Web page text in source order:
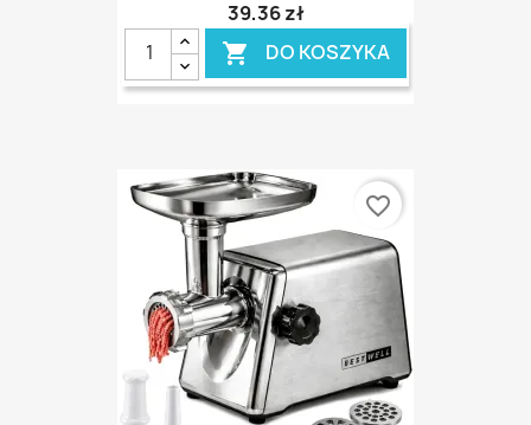
39,36 zł
 DO KOSZYKA
favorite_border